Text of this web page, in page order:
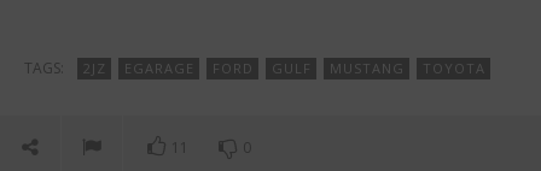
TAGS: 2JZ EGARAGE FORD GULF MUSTANG TOYOTA
11 0